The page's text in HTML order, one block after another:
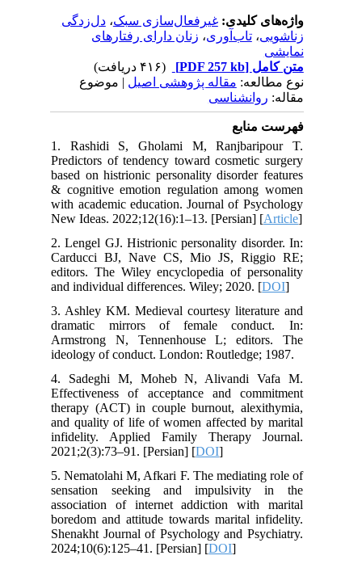
واژه‌های کلیدی:غیرفعال‌سازی سبک،دل‌زدگی
زناشویی،تاب‌آوری،زنان دارای رفتارهای
نمایشی
متن کامل[PDF 257 kb]
نوع مطالعه:مقاله پژوهشی اصیل| موضوع
مقاله:روانشناسی
فهرست منابع
1. Rashidi S, Gholami M, Ranjbaripour T.
Predictors of tendency toward cosmetic surgery
based on histrionic personality disorder features
& cognitive emotion regulation among women
with academic education. Journal of Psychology
New Ideas. 2022;12(16):1–13. [Persian] [Article
2. Lengel GJ. Histrionic personality disorder. In:
Carducci BJ, Nave CS, Mio JS, Riggio RE;
editors. The Wiley encyclopedia of personality
and individual differences. Wiley; 2020. [DOI
3. Ashley KM. Medieval courtesy literature and
dramatic mirrors of female conduct. In:
Armstrong N, Tennenhouse L; editors. The
ideology of conduct. London: Routledge; 1987.
4. Sadeghi M, Moheb N, Alivandi Vafa M.
Effectiveness of acceptance and commitment
therapy (ACT) in couple burnout, alexithymia,
and quality of life of women affected by marital
infidelity. Applied Family Therapy Journal.
2021;2(3):73–91. [Persian] [DOI
5. Nematolahi M, Afkari F. The mediating role of
sensation seeking and impulsivity in the
association of internet addiction with marital
boredom and attitude towards marital infidelity.
Shenakht Journal of Psychology and Psychiatry.
2024;10(6):125–41. [Persian] [DOI